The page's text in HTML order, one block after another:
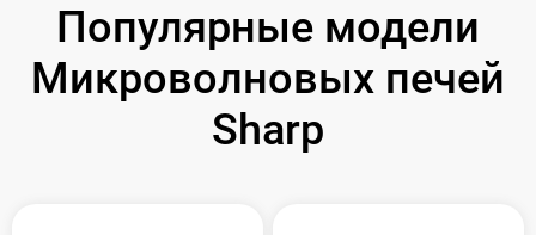
Популярные модели
Микроволновых печей
Sharp